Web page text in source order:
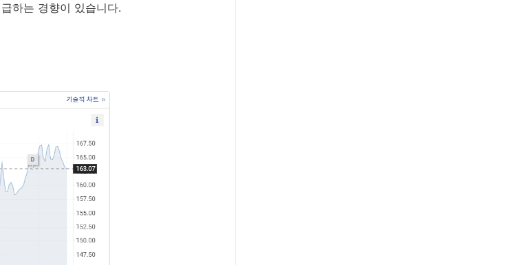
하는 경향이 있습니다.